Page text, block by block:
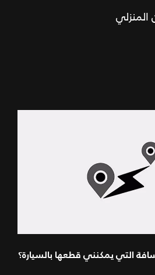
التي يمكنني قطعها بالسيارة؟